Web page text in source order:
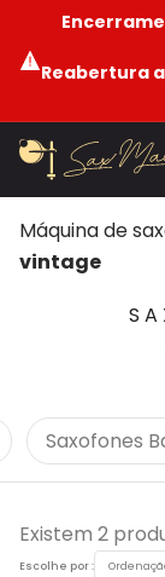
Reabertura a
Máquina de
vintage
Saxofones
Existem 2
Escolhe por :